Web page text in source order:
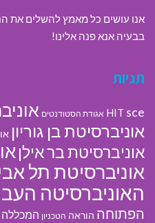
אנו עושים כל מאמץ להשלים את
בבעיה אנא פנה אלינו!
תגיות
HIT sce אגודת הסטודנטים
אוניברסיטת בן גוריון
אוניברסיטת בר אילן
אוניברסיטת תל
האוניברסיטה
הפתוחה הוראה הטכניון